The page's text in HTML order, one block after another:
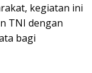
kegiatan ini
TNI dengan
bagi